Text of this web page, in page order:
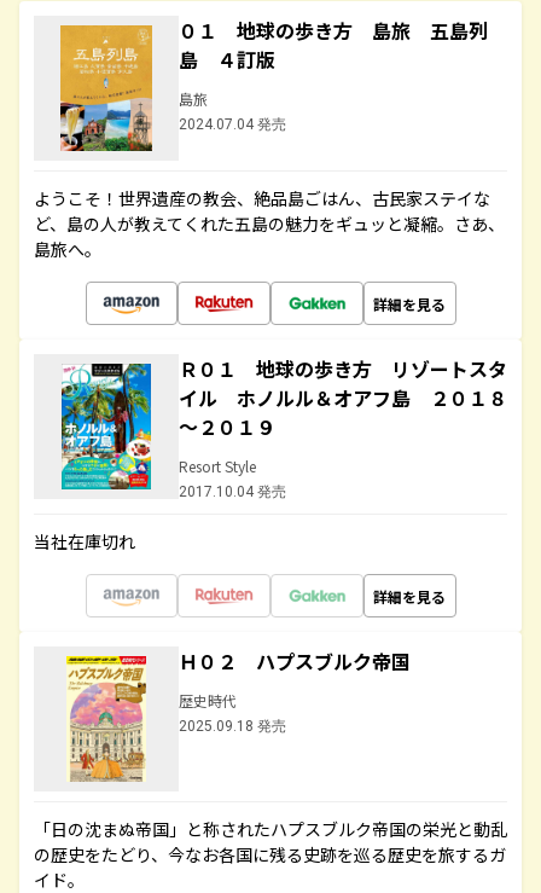
０１ 地球の歩き方 島旅 五島列
島 ４訂版
島旅
2024.07.04 発売
ようこそ！世界遺産の教会、絶品島ごはん、古民家ステイな
ど、島の人が教えてくれた五島の魅力をギュッと凝縮。さあ、
島旅へ。
詳細を見る
Ｒ０１ 地球の歩き方 リゾートスタ
イル ホノルル＆オアフ島 ２０１８
～２０１９
Resort Style
2017.10.04 発売
当社在庫切れ
詳細を見る
Ｈ０２ ハプスブルク帝国
歴史時代
2025.09.18 発売
「日の沈まぬ帝国」と称されたハプスブルク帝国の栄光と動乱
の歴史をたどり、今なお各国に残る史跡を巡る歴史を旅するガ
イド。